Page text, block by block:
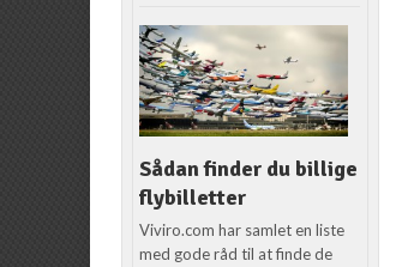
Sådan finder du billige
flybilletter
Viviro.com har samlet en liste
med gode råd til at finde de